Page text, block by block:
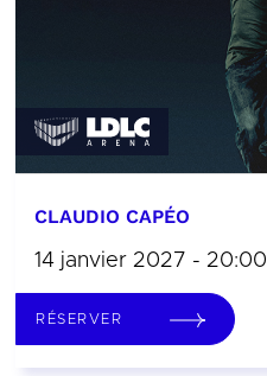
CLAUDIO CAPÉO
14 janvier 2027 - 20:00
RÉSERVER